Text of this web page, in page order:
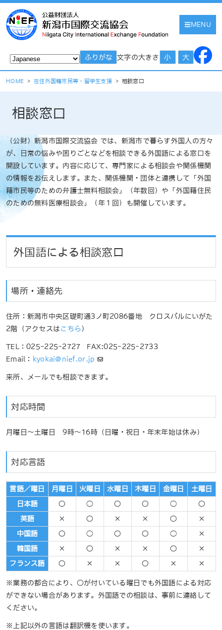
MENU
ふりがな 文字の大きさ 小 大
HOME > 在住外国籍市民等・留学生支援 > 相談窓口
相談窓口
（公財）新潟市国際交流協会 では、新潟市で暮らす外国人の方々
が、日常の悩みや困りごとなどを相談できる外国語による窓口を
開設しています。内容に応じて、専門家による相談会や関係機関
の情報をお伝えします。また、
関係機関・団体と連携して「外国
籍市民等のための弁護士無料相談会」（年数回）や「外国籍住民
のための無料医療相談会」（年１回）も開催しています。
外国語による相談窓口
場所・連絡先
住所：新潟市中央区礎町通3ノ町2086番地 クロスパルにいがた
2階（アクセスは こちら ）
TEL：025-225-2727 FAX:025-225-2733
Email：
kyokai@nief.or.jp
来所、メールでも相談できます。
対応時間
月曜日～土曜日 9時～16時（日曜・祝日・年末年始は休み）
対応言語
言語／曜日 月曜日 火曜日 水曜日 木曜日 金曜日 土曜日
日本語 ○ ◯ ○ ○ ◯ ○
英語 × ○ × × ○ ×
中国語 ○ ◯ ○ ○ ◯ ×
韓国語 × ○ × × ○ ×
フランス語 ○ × × ○ × ×
※業務の都合により、○が付いている曜日でも外国語による対応
ができない場合があります。外国語での相談は、事前に連絡して
ください。
※上記以外の言語は翻訳機を使います。